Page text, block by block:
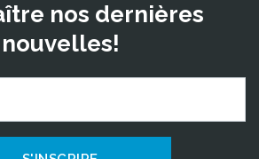
nos dernières
nouvelles!